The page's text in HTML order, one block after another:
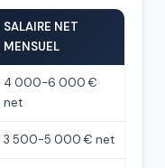
SALAIRE NET
MENSUEL
4 000-6 000 €
net
3 500-5 000 € net